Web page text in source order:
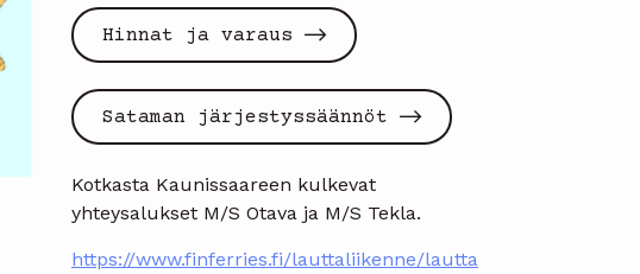
Hinnat ja varaus
Sataman järjestyssäännöt
Kotkasta Kaunissaareen kulkevat
yhteysalukset M/S Otava ja M/S Tekla.
https://www.finferries.fi/lauttaliikenne/lautta